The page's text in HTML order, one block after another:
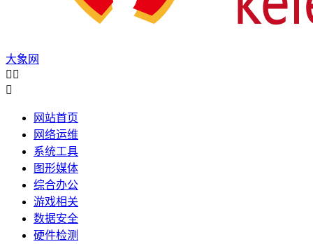
大象网
 

网站首页
网络运维
系统工具
图形媒体
综合办公
游戏相关
数据安全
硬件检测